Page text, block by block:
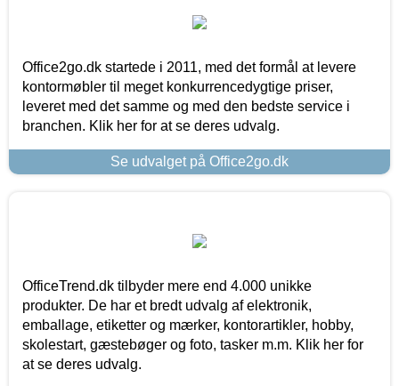
Office2go.dk startede i 2011, med det formål at levere
kontormøbler til meget konkurrencedygtige priser,
leveret med det samme og med den bedste service i
branchen. Klik her for at se deres udvalg.
Se udvalget på Office2go.dk
OfficeTrend.dk tilbyder mere end 4.000 unikke
produkter. De har et bredt udvalg af elektronik,
emballage, etiketter og mærker, kontorartikler, hobby,
skolestart, gæstebøger og foto, tasker m.m. Klik her for
at se deres udvalg.